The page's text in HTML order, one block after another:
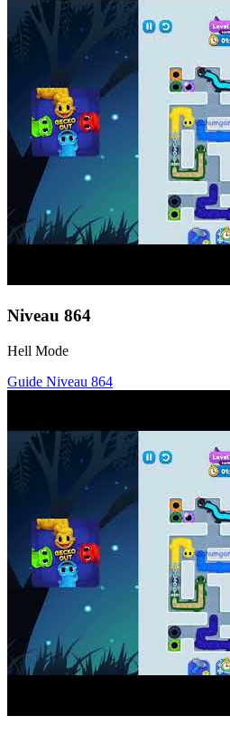
Niveau 864
Hell Mode
Guide Niveau 864